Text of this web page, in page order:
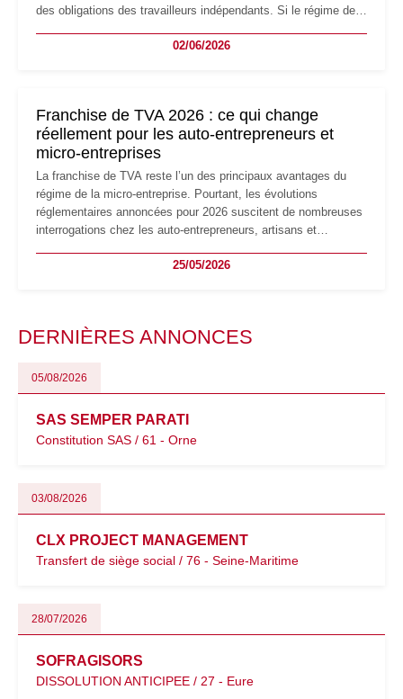
des obligations des travailleurs indépendants. Si le régime de
les auto-entrepreneurs devront s'adapter à un environnement
02/06/2026
Franchise de TVA 2026 : ce qui change
réellement pour les auto-entrepreneurs et
micro-entreprises
La franchise de TVA reste l’un des principaux avantages du
régime de la micro-entreprise. Pourtant, les évolutions
réglementaires annoncées pour 2026 suscitent de nombreuses
interrogations chez les auto-entrepreneurs, artisans et
facturation ou risque de bascule vers la TVA : les règles
25/05/2026
DERNIÈRES ANNONCES
05/08/2026
SAS SEMPER PARATI
Constitution SAS / 61 - Orne
03/08/2026
CLX PROJECT MANAGEMENT
Transfert de siège social / 76 - Seine-Maritime
28/07/2026
SOFRAGISORS
DISSOLUTION ANTICIPEE / 27 - Eure